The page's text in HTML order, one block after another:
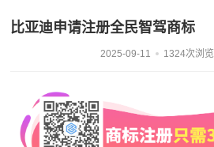
比亚迪申请注册全民智驾商标
2025-09-11 1324次浏览